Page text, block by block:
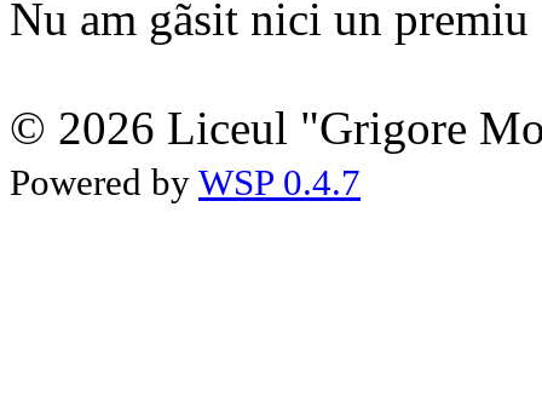
Nu am gãsit nici un premiu
© 2026 Liceul "Grigore
Powered by WSP 0.4.7